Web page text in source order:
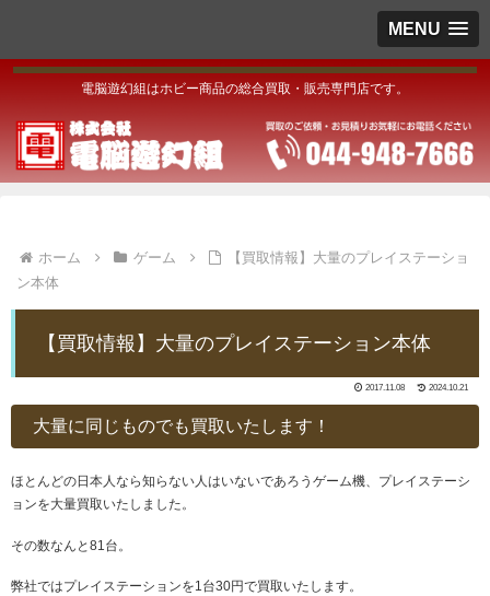
MENU
電脳遊幻組はホビー商品の総合買取・販売専門店です。
ホーム ゲーム
【買取情報】大量のプレイステーショ
ン本体
【買取情報】大量のプレイステーション本体
2017.11.08 2024.10.21
大量に同じものでも買取いたします！
ほとんどの日本人なら知らない人はいないであろうゲーム機、プレイステーシ
ョンを大量買取いたしました。
その数なんと81台。
弊社ではプレイステーションを1台30円で買取いたします。